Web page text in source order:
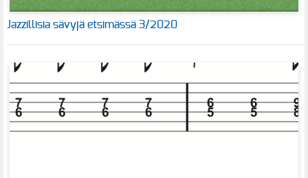
Jazzillisia sävyjä etsimässä 3/2020